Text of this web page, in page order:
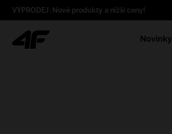
VÝPRODEJ: Nové produkty a nižší ceny!
Novinky